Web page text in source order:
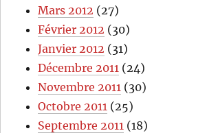
Mars 2012 (27)
Février 2012 (30)
Janvier 2012 (31)
Décembre 2011 (24)
Novembre 2011 (30)
Octobre 2011 (25)
Septembre 2011 (18)